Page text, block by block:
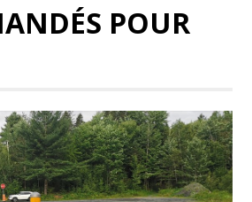
POUR